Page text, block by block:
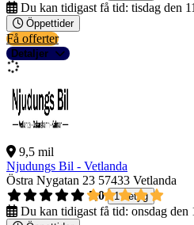
Du kan tidigast få tid: tisdag den
Öppettider
Få offerter
Detaljer
9,5 mil
Njudungs Bil - Vetlanda
Östra Nygatan 23 57433 Vetlanda
5,0
1 betyg
Du kan tidigast få tid: onsdag den